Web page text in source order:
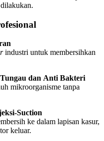
industri untuk membersihkan
dan Anti Bakteri
mikroorganisme tanpa
Suction
ke dalam lapisan kasur,
keluar.